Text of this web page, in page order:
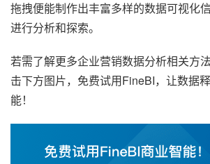
拖拽便能制作出丰富多样的数据可视化
进行分析和探索。
若需了解更多企业营销数据分析相关方
击下方图片，免费试用FineBI，让数据
能！